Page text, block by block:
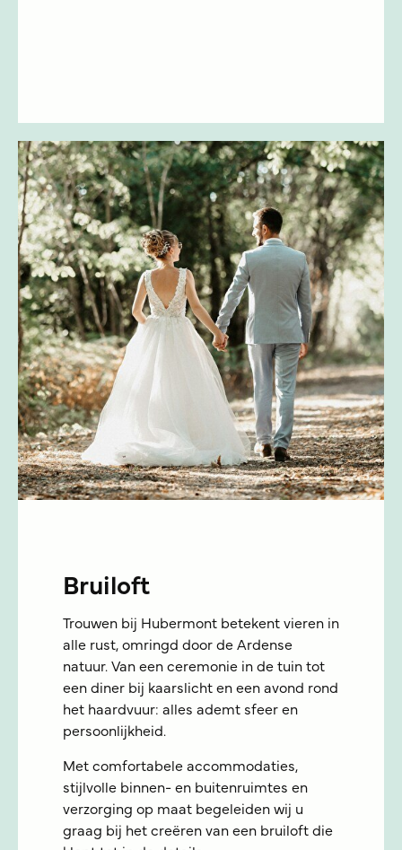
Bruiloft
Trouwen bij Hubermont betekent vieren in
alle rust, omringd door de Ardense
natuur. Van een ceremonie in de tuin tot
een diner bij kaarslicht en een avond rond
het haardvuur: alles ademt sfeer en
persoonlijkheid.
Met comfortabele accommodaties,
stijlvolle binnen- en buitenruimtes en
verzorging op maat begeleiden wij u
graag bij het creëren van een bruiloft die